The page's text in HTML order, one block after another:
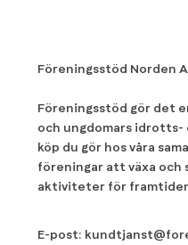
Föreningsstöd Norden
Föreningsstöd gör det
och ungdomars idrotts-
köp du gör hos våra
föreningar att växa och
aktiviteter för
E-post: